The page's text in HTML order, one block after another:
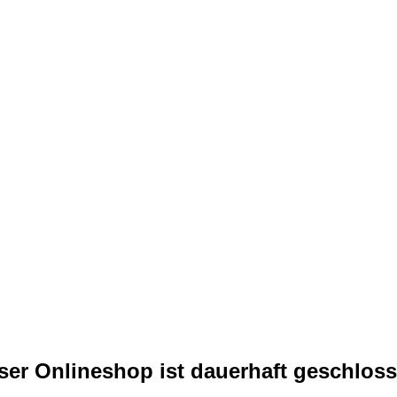
Onlineshop ist dauerhaft